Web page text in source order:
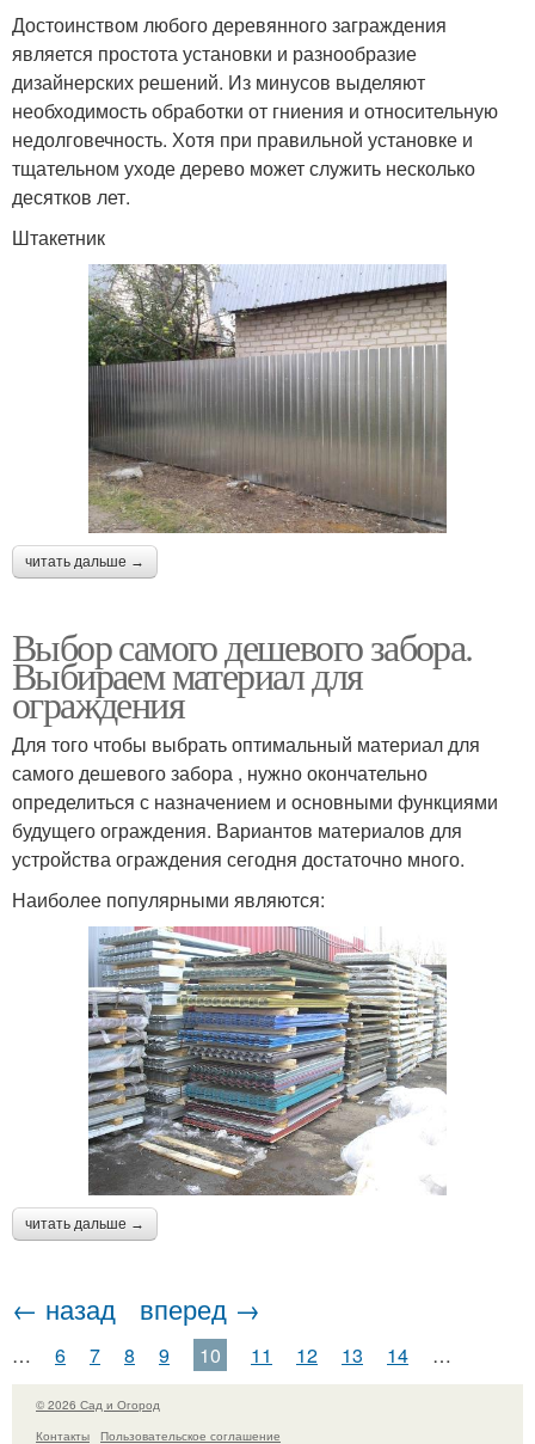
Достоинством любого деревянного заграждения
является простота установки и разнообразие
дизайнерских решений. Из минусов выделяют
необходимость обработки от гниения и относительную
недолговечность. Хотя при правильной установке и
тщательном уходе дерево может служить несколько
десятков лет.
Штакетник
читать дальше →
Выбор самого дешевого забора.
Выбираем материал для
ограждения
Для того чтобы выбрать оптимальный материал для
самого дешевого забора , нужно окончательно
определиться с назначением и основными функциями
будущего ограждения. Вариантов материалов для
устройства ограждения сегодня достаточно много.
Наиболее популярными являются:
читать дальше →
← назад вперед →
… 6 7 8 9 10 11 12 13 14 …
© 2026 Сад и Огород
Контакты
Пользовательское соглашение